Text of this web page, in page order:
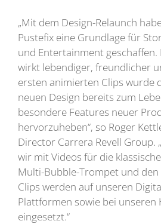
„Mit dem Design-Relaunch
Pustefix eine Grundlage für
und Entertainment geschaffen.
wirkt lebendiger, freundlicher
ersten animierten Clips wurde
neuen Design bereits zum
besondere Features neuer
hervorzuheben“, so Roger
Director Carrera Revell Group.
wir mit Videos für die
Multi-Bubble-Trompet und
Clips werden auf unseren
Plattformen sowie bei unseren
eingesetzt.“